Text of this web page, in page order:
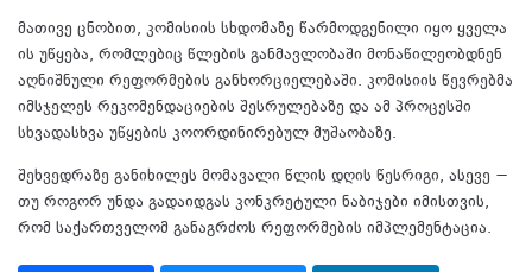
მათივე ცნობით, კომისიის სხდომაზე წარმოდგენილი იყო ყველა
ის უწყება, რომლებიც წლების განმავლობაში მონაწილეობდნენ
აღნიშნული რეფორმების განხორციელებაში. კომისიის წევრებმა
იმსჯელეს რეკომენდაციების შესრულებაზე და ამ პროცესში
სხვადასხვა უწყების კოორდინირებულ მუშაობაზე.
შეხვედრაზე განიხილეს მომავალი წლის დღის წესრიგი, ასევე −
თუ როგორ უნდა გადაიდგას კონკრეტული ნაბიჯები იმისთვის,
რომ საქართველომ განაგრძოს რეფორმების იმპლემენტაცია.